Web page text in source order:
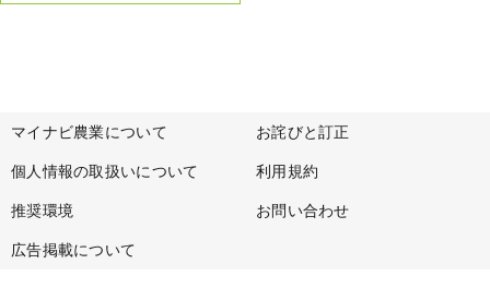
マイナビ農業について お詫びと訂正
個人情報の取扱いについて 利用規約
推奨環境 お問い合わせ
広告掲載について